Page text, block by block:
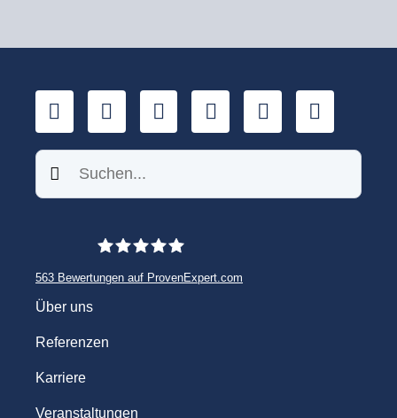
LinkedInYouTube
Xing Facebook
Twitter
Suchen
563 Bewertungen auf ProvenExpert.com
Über uns
Referenzen
Karriere
Veranstaltungen